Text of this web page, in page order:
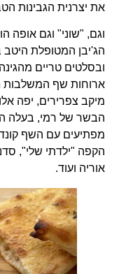
את יצרנית הגבינות
וגם, "שוני" וגם אופה
הג'יבן המטופלת היטב
ובסלטים טריים מהגינה,
ארוחות שף המשלבות
מיקב צפרירים, יפה
הבשר של רמי, בעלה
מפתיעים עם השף
הקפה "ילדתי שלי",
אוריה ועוד.